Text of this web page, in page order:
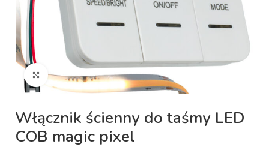
Kliknij aby powiększyć
Włącznik ścienny do taśmy LED
COB magic pixel